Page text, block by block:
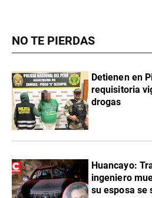
NO TE PIERDAS
Detienen en
requisitoria
drogas
Huancayo:
ingeniero
su esposa se